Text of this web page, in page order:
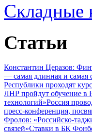
Складные
Статьи
Константин Церазов:
— самая длинная и самая
Республики проходят
ЛНР пройдут обучение в
технологий»Россия
пресс-конференция,
Фролов: «Российско-
связей»Ставки в БК